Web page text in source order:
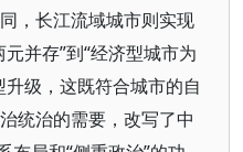
，长江流域城市则实现
并存”到“经济型城市为
级，这既符合城市的自
统治的需要，改写了中